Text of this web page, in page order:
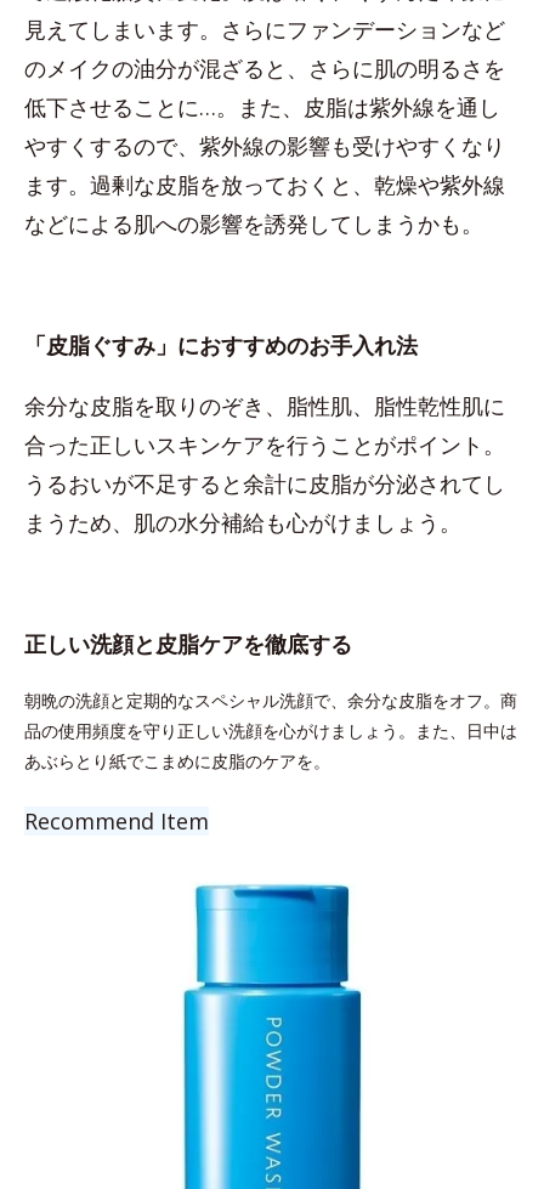
見えてしまいます。さらにファンデーションなど
のメイクの油分が混ざると、さらに肌の明るさを
低下させることに…。また、皮脂は紫外線を通し
やすくするので、紫外線の影響も受けやすくなり
ます。過剰な皮脂を放っておくと、乾燥や紫外線
などによる肌への影響を誘発してしまうかも。
「皮脂ぐすみ」におすすめのお手入れ法
余分な皮脂を取りのぞき、脂性肌、脂性乾性肌に
合った正しいスキンケアを行うことがポイント。
うるおいが不足すると余計に皮脂が分泌されてし
まうため、肌の水分補給も心がけましょう。
正しい洗顔と皮脂ケアを徹底する
朝晩の洗顔と定期的なスペシャル洗顔で、余分な皮脂をオフ。商
品の使用頻度を守り正しい洗顔を心がけましょう。また、日中は
あぶらとり紙でこまめに皮脂のケアを。
Recommend Item